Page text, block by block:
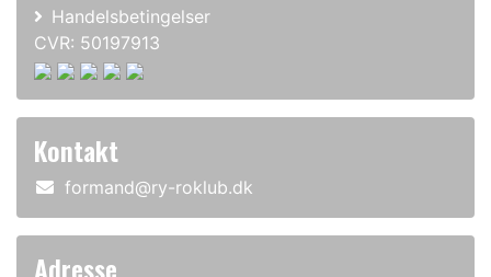
Handelsbetingelser
CVR: 50197913
Kontakt
formand@ry-roklub.dk
Adresse